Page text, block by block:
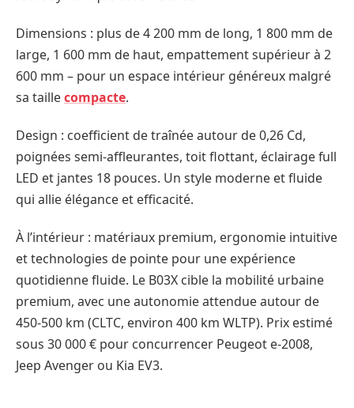
Dimensions : plus de 4 200 mm de long, 1 800 mm de
large, 1 600 mm de haut, empattement supérieur à 2
600 mm – pour un espace intérieur généreux malgré
sa taillecompacte.
Design : coefficient de traînée autour de 0,26 Cd,
poignées semi-affleurantes, toit flottant, éclairage full
LED et jantes 18 pouces. Un style moderne et fluide
qui allie élégance et efficacité.
À l’intérieur : matériaux premium, ergonomie intuitive
et technologies de pointe pour une expérience
quotidienne fluide. Le B03X cible la mobilité urbaine
premium, avec une autonomie attendue autour de
450-500 km (CLTC, environ 400 km WLTP). Prix estimé
sous 30 000 € pour concurrencer Peugeot e-2008,
Jeep Avenger ou Kia EV3.